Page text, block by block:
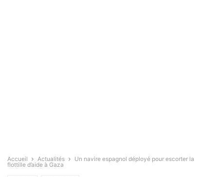
Accueil Actualités
Un navire espagnol déployé pour escorter la
flottille d’aide à Gaza